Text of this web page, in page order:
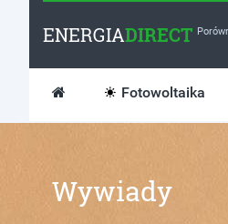
ENERGIADIRECT
Fotowoltaika
Wywiady